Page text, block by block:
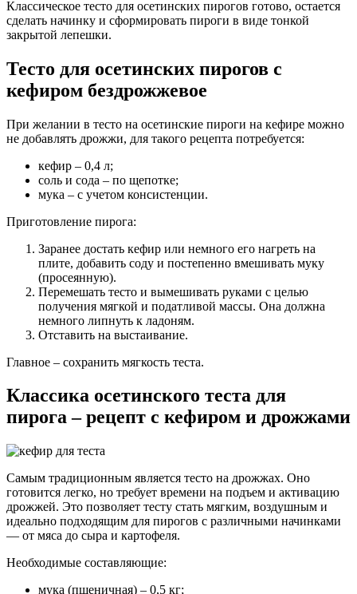
Классическое тесто для осетинских пирогов готово, остается
сделать начинку и сформировать пироги в виде тонкой
закрытой лепешки.
Тесто для осетинских пирогов с
кефиром бездрожжевое
При желании в тесто на осетинские пироги на кефире можно
не добавлять дрожжи, для такого рецепта потребуется:
кефир – 0,4 л;
соль и сода – по щепотке;
мука – с учетом консистенции.
Приготовление пирога:
Заранее достать кефир или немного его нагреть на
плите, добавить соду и постепенно вмешивать муку
(просеянную).
Перемешать тесто и вымешивать руками с целью
получения мягкой и податливой массы. Она должна
немного липнуть к ладоням.
Отставить на выстаивание.
Главное – сохранить мягкость теста.
Классика осетинского теста для
пирога – рецепт с кефиром и дрожжами
Самым традиционным является тесто на дрожжах. Оно
готовится легко, но требует времени на подъем и активацию
дрожжей. Это позволяет тесту стать мягким, воздушным и
идеально подходящим для пирогов с различными начинками
— от мяса до сыра и картофеля.
Необходимые составляющие:
мука (пшеничная) – 0,5 кг;